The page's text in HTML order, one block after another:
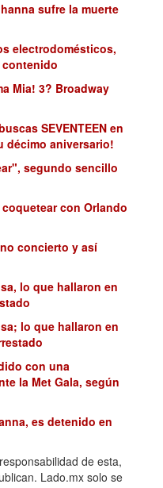
sufre la muerte
electrodomésticos,
contenido
Mia! 3? Broadway
SEVENTEEN en
décimo aniversario!
segundo sencillo
con Orlando
concierto y así
lo que hallaron en
lo que hallaron en
con una
la Met Gala, según
es detenido en
2025
¿FOMO o
de esta,
Lado.mx solo se